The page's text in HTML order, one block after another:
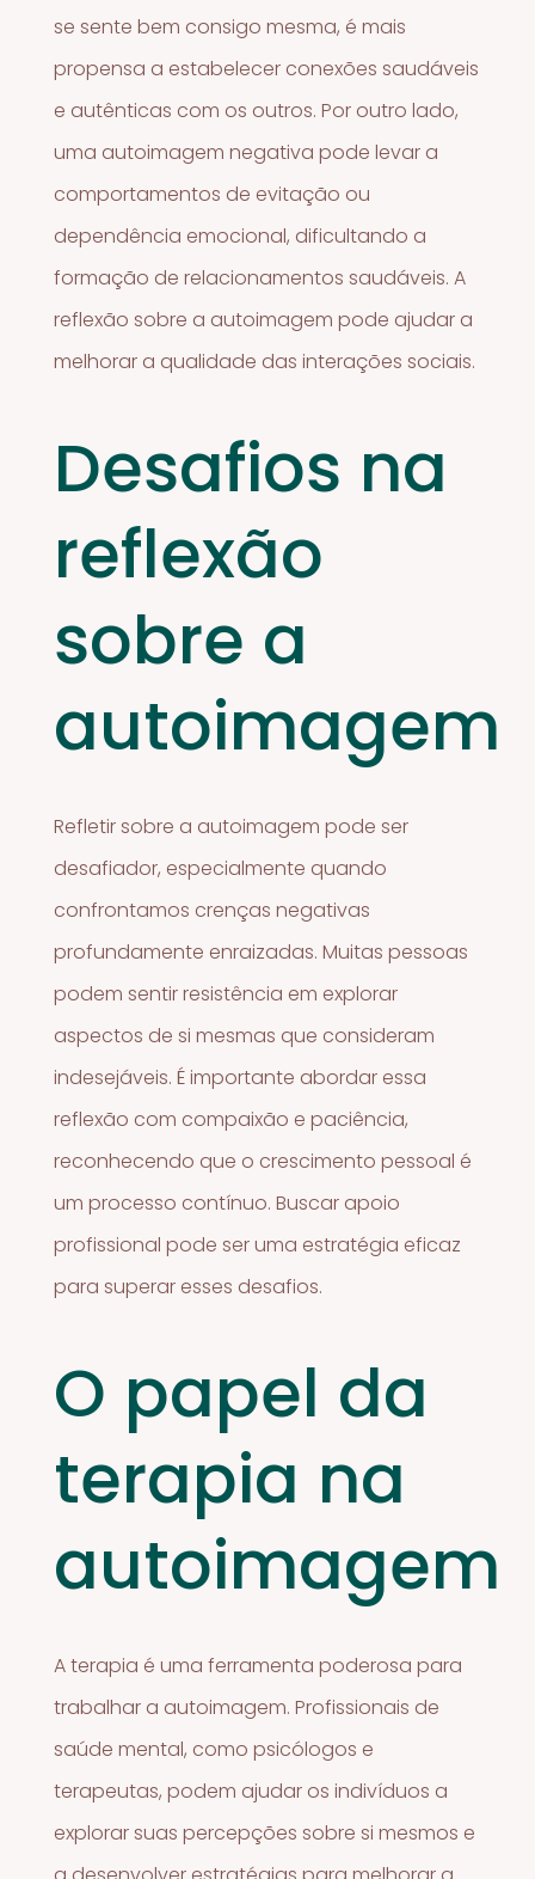
se sente bem consigo mesma, é mais
propensa a estabelecer conexões saudáveis
e autênticas com os outros. Por outro lado,
uma autoimagem negativa pode levar a
comportamentos de evitação ou
dependência emocional, dificultando a
formação de relacionamentos saudáveis. A
reflexão sobre a autoimagem pode ajudar a
melhorar a qualidade das interações sociais.
Desafios na
reflexão
sobre a
autoimagem
Refletir sobre a autoimagem pode ser
desafiador, especialmente quando
confrontamos crenças negativas
profundamente enraizadas. Muitas pessoas
podem sentir resistência em explorar
aspectos de si mesmas que consideram
indesejáveis. É importante abordar essa
reflexão com compaixão e paciência,
reconhecendo que o crescimento pessoal é
um processo contínuo. Buscar apoio
profissional pode ser uma estratégia eficaz
para superar esses desafios.
O papel da
terapia na
autoimagem
A terapia é uma ferramenta poderosa para
trabalhar a autoimagem. Profissionais de
saúde mental, como psicólogos e
terapeutas, podem ajudar os indivíduos a
explorar suas percepções sobre si mesmos e